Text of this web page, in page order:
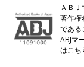
ＡＢ
著作権
である
ABJマ
はこ